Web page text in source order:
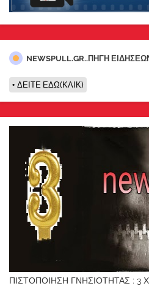
NEWSPULL.GR..ΠΗΓΗ
ΔΕΙΤΕ ΕΔΩ(ΚΛΙΚ)
ΠΙΣΤΟΠΟΙΗΣΗ ΓΝΗΣΙΟΤΗΤΑΣ : 3